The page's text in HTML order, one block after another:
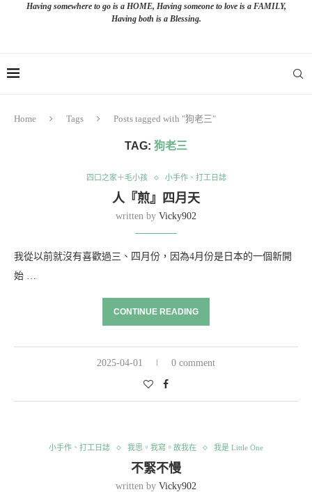
Having somewhere to go is a HOME, Having someone to love is a FAMILY,
Having both is a Blessing.
Home Tags Posts tagged with "狗老三"
TAG: 狗老三
四口之家＋毛小孩 小手作、打工日誌
人『煎』四月天
written by Vicky902
我從以前就沒有喜歡過三、四月份，因為4月份是日本的一個新開
始 …
CONTINUE READING
2025-04-01 0 comment
小手作、打工日誌 我思。我寫。故我在 我是 Little One
不緊不慢
written by Vicky902